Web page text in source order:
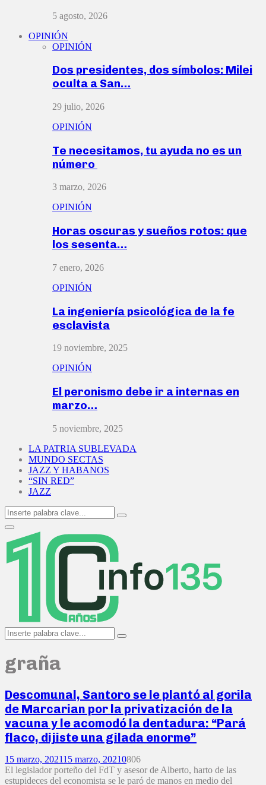
5 agosto, 2026
OPINIÓN
OPINIÓN
Dos presidentes, dos símbolos: Milei
oculta a San…
29 julio, 2026
OPINIÓN
Te necesitamos, tu ayuda no es un
número
3 marzo, 2026
OPINIÓN
Horas oscuras y sueños rotos: que
los sesenta…
7 enero, 2026
OPINIÓN
La ingeniería psicológica de la fe
esclavista
19 noviembre, 2025
OPINIÓN
El peronismo debe ir a internas en
marzo…
5 noviembre, 2025
LA PATRIA SUBLEVADA
MUNDO SECTAS
JAZZ Y HABANOS
“SIN RED”
JAZZ
Search
for:
Search
Primary
Menu
Search
for:
Search
graña
Descomunal, Santoro se le plantó al gorila
de Marcarian por la privatización de la
vacuna y le acomodó la dentadura: “Pará
flaco, dijiste una gilada enorme”
15 marzo, 202115 marzo, 20210806
El legislador porteño del FdT y asesor de Alberto, harto de las
estupideces del economista se le paró de manos en medio del